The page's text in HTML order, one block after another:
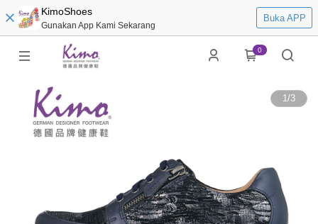
KimoShoes
Gunakan App Kami Sekarang
Buka APP
0
1/3